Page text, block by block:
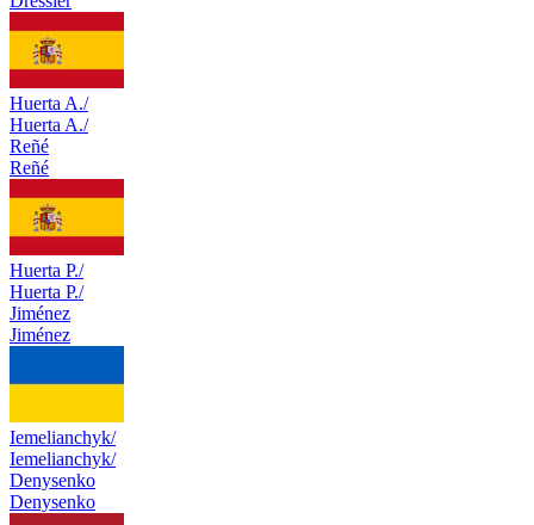
Huerta A./
Huerta A./
Reñé
Reñé
Huerta P./
Huerta P./
Jiménez
Jiménez
Iemelianchyk/
Iemelianchyk/
Denysenko
Denysenko